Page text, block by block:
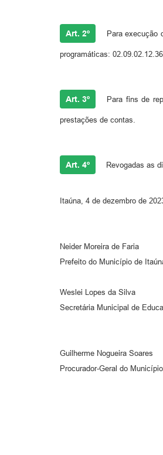
Art. 2º Para execução
programáticas:
Art. 3º Para fins de
prestações de contas.
Art. 4º Revogadas as
Itaúna, 4 de dezembro de
Neider Moreira de Faria
Prefeito do Município de
Weslei Lopes da Silva
Secretária Municipal de
Guilherme Nogueira Soares
Procurador-Geral do Município